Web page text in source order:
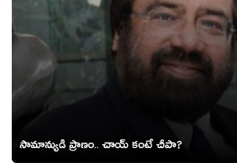
సామాన్యుడి ప్రాణం.. చాయ్ కంటే చీపా?